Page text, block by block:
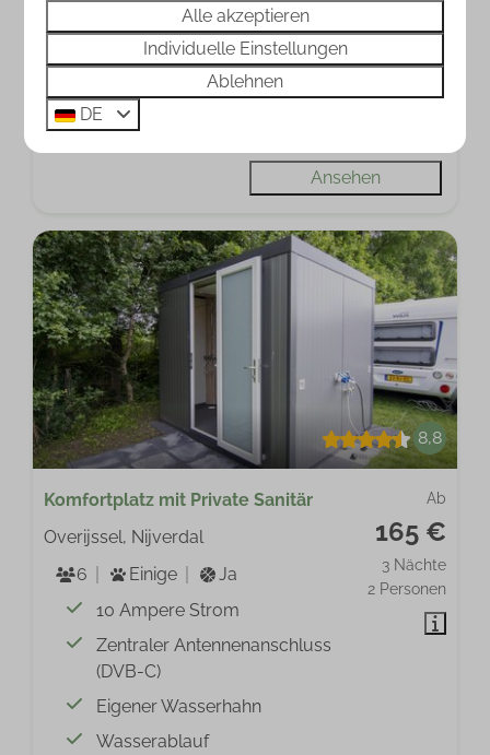
2 Personen
Nein
10 Ampere Strom
in der Nähe von Sanitäranlagen
Eigener Wasserhahn
Ansehen
8,8
Ab
165 €
3 Nächte
2 Personen
Komfortplatz mit Private Sanitär
Overijssel, Nijverdal
6
Einige
Ja
10 Ampere Strom
Zentraler Antennenanschluss
(DVB-C)
Eigener Wasserhahn
Wasserablauf
Alle akzeptieren
Individuelle Einstellungen
Ablehnen
DE